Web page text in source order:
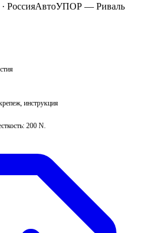
РоссияАвтоУПОР — Риваль
инструкция
200 N.